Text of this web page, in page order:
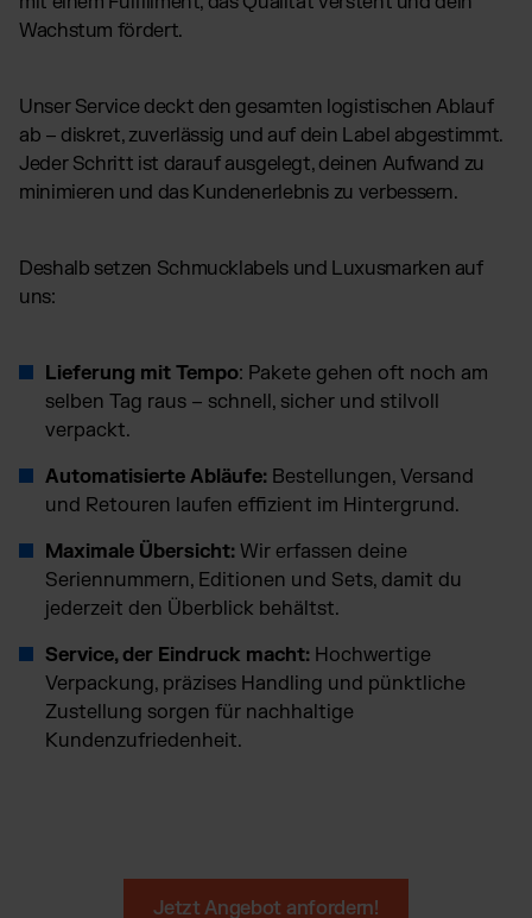
Wachstum fördert.
Unser Service deckt den gesamten logistischen Ablauf
ab – diskret, zuverlässig und auf dein Label abgestimmt.
Jeder Schritt ist darauf ausgelegt, deinen Aufwand zu
minimieren und das Kundenerlebnis zu verbessern.
Deshalb setzen Schmucklabels und Luxusmarken auf
uns:
Lieferung mit Tempo: Pakete gehen oft noch am
selben Tag raus – schnell, sicher und stilvoll
verpackt.
Automatisierte Abläufe: Bestellungen, Versand
und Retouren laufen effizient im Hintergrund.
Maximale Übersicht: Wir erfassen deine
Seriennummern, Editionen und Sets, damit du
jederzeit den Überblick behältst.
Service, der Eindruck macht: Hochwertige
Verpackung, präzises Handling und pünktliche
Zustellung sorgen für nachhaltige
Kundenzufriedenheit.
Jetzt Angebot anfordern!